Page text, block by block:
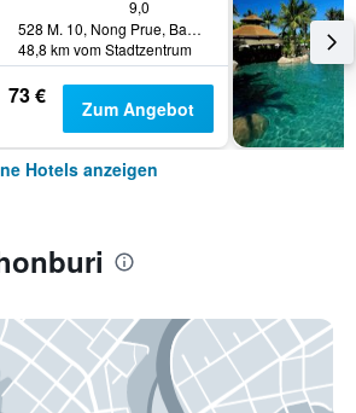
9,0
528 M. 10, Nong Prue, Bang Lamung, Chonburi, Thailand
48,8 km vom Stadtzentrum
73 € Zum Angebot
Hotels anzeigen